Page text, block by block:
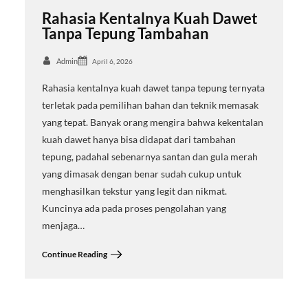
Rahasia Kentalnya Kuah Dawet
Tanpa Tepung Tambahan
Admin April 6, 2026
Rahasia kentalnya kuah dawet tanpa tepung ternyata
terletak pada pemilihan bahan dan teknik memasak
yang tepat. Banyak orang mengira bahwa kekentalan
kuah dawet hanya bisa didapat dari tambahan
tepung, padahal sebenarnya santan dan gula merah
yang dimasak dengan benar sudah cukup untuk
menghasilkan tekstur yang legit dan nikmat.
Kuncinya ada pada proses pengolahan yang
menjaga…
Continue Reading